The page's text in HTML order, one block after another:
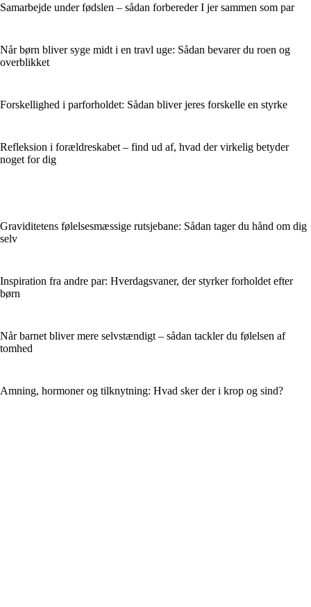
Samarbejde under fødslen – sådan forbereder I jer sammen som par
Når børn bliver syge midt i en travl uge: Sådan bevarer du roen og
overblikket
Forskellighed i parforholdet: Sådan bliver jeres forskelle en styrke
Refleksion i forældreskabet – find ud af, hvad der virkelig betyder
noget for dig
Graviditetens følelsesmæssige rutsjebane: Sådan tager du hånd om dig
selv
Inspiration fra andre par: Hverdagsvaner, der styrker forholdet efter
børn
Når barnet bliver mere selvstændigt – sådan tackler du følelsen af
tomhed
Amning, hormoner og tilknytning: Hvad sker der i krop og sind?